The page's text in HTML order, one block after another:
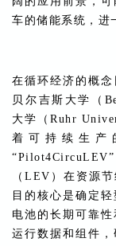
车的储能系统，进
在循环经济的概
贝尔吉斯大学（
大学（Ruhr
着可持续生产
（LEV）在资源
目的核心是确定
电池的长期可靠
运行数据和组件，